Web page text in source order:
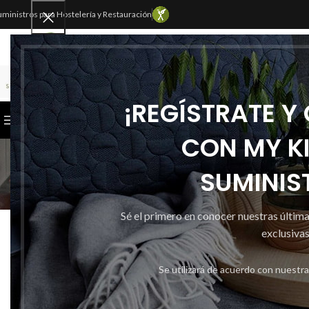
¡REGÍSTRATE
CON MY
Sé el primero en conocer nuestras
Se utilizará de acuerdo con nuestra
para Hostelería y Restauración
SELECCIONAR CATEGORÍA
CATEGORÍAS INICIOTIENDACONTACTAR
ATRAPA
Atrapa
Publicado por
Activado 4